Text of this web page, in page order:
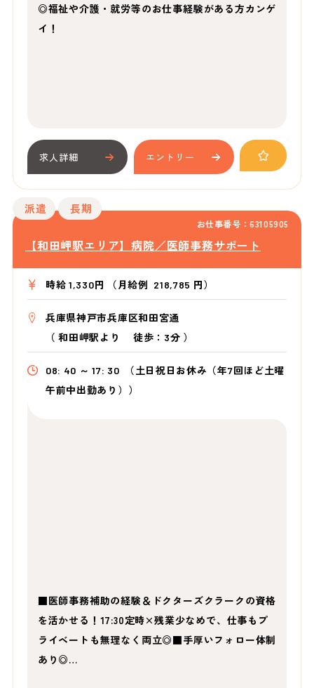
◎福祉や介護・就労等のお仕事経験がある方カンゲ
イ！
求人詳細 エントリー
お仕事番号：63105905
派遣 長期
【和田岬駅エリア】病院／医師事務サポート
時給 1,330円 （月給例 218,785 円）
兵庫県神戸市兵庫区和田宮通
（和田岬駅より 徒歩：3分 ）
08: 40 ～ 17: 30
（土日祝日お休み（年7回ほど土曜
午前中出勤あり））
■医師事務補助の経験＆ドクターズクラークの資格
を活かせる！17:30定時×残業少なめで、仕事もプ
ライベートも無理なく両立◎■手厚いフォロー体制
あり◎…